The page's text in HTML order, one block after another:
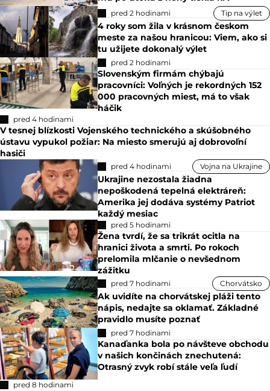
pred 2 hodinami Tip na výlet
4 roky som žila v krásnom českom
meste za našou hranicou: Viem, ako si
tu užijete dokonalý výlet
pred 2 hodinami
Slovenským firmám chýbajú
pracovníci: Voľných je rekordných 152
000 pracovných miest, má to však
háčik
pred 4 hodinami
V tesnej blízkosti Vojenského technického a skúšobného
ústavu vypukol požiar: Na miesto smerujú aj dobrovoľní
hasiči
pred 4 hodinami Vojna na Ukrajine
Ukrajine nezostala žiadna
nepoškodená tepelná elektráreň:
Amerika jej dodáva systémy Patriot
každý mesiac
pred 5 hodinami
Žena tvrdí, že sa trikrát ocitla na
hranici života a smrti. Po rokoch
prelomila mlčanie o nevšednom
zážitku
pred 7 hodinami Chorvátsko
Ak uvidíte na chorvátskej pláži tento
nápis, nedajte sa oklamať. Základné
pravidlo musíte poznať
pred 7 hodinami
Kanaďanka bola po návšteve obchodu
v našich končinách znechutená:
Otrasný zvyk robí stále veľa ľudí
pred 8 hodinami